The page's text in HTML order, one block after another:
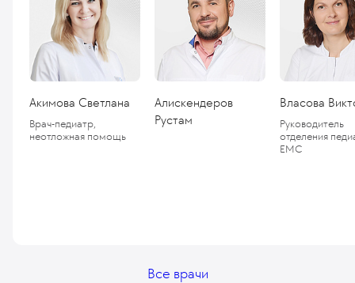
Акимова Светлана
Врач-педиатр,
неотложная помощь
Алискендеров
Рустам
Власова
Руководитель
отделения
ЕМС
Все врачи